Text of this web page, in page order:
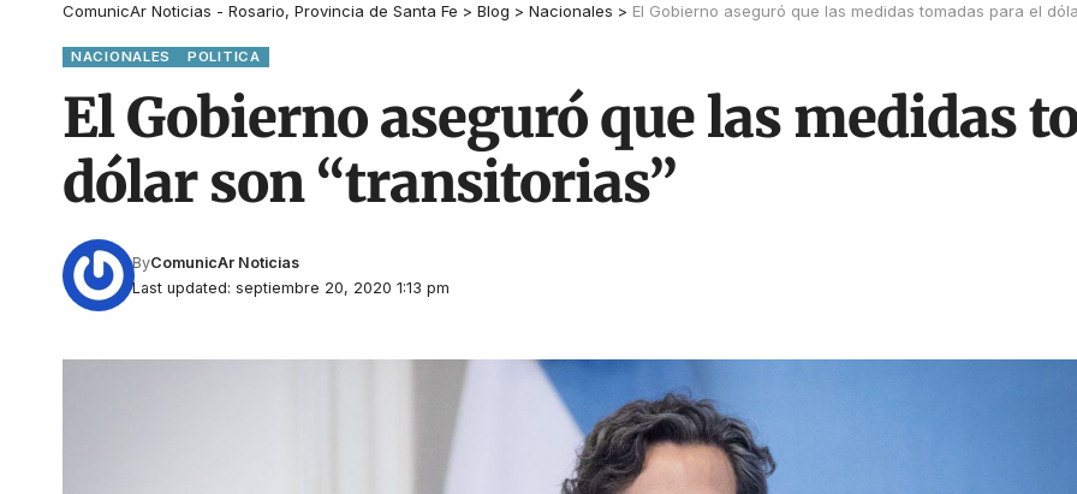
ComunicAr Noticias - Rosario, Provincia de Santa Fe > Blog > Nacionales > El Gobierno aseguró que las medidas tomadas para el
NACIONALES POLITICA
El Gobierno aseguró que las medidas
dólar son “transitorias”
Last updated: septiembre 20, 2020 1:13 pm
ByComunicAr Noticias